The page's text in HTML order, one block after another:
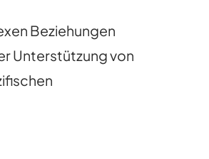
Beziehungen
Unterstützung von